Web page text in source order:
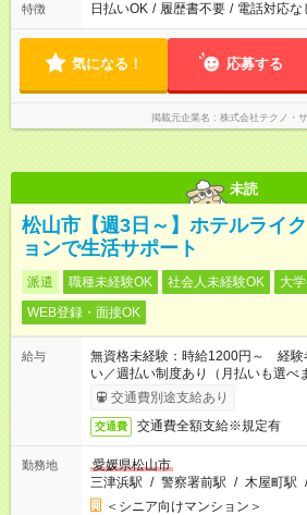
特徴 日払いOK / 履歴書不要 / 電話対応な
気になる！ 応募する
掲載元企業名 株式会社テクノ・
未読
松山市【週3日～】ホテルライ
ョンで生活サポート
派遣 職種未経験OK 社会人未経験OK 大
WEB登録・面接OK
給与
無資格未経験：時給1200円～ 経
い／週払い制度あり（月払いも選べ
完了次第のお支払いとなります。
交通費別途支給あり
交通費 交通費全額支給※規定有
勤務地
愛媛県松山市
三津浜駅 / 警察署前駅 / 木屋町駅
＜シニア向けマンション＞